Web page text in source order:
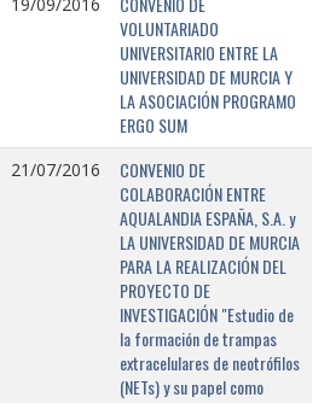
VOLUNTARIADO
UNIVERSITARIO ENTRE LA
UNIVERSIDAD DE MURCIA Y
LA ASOCIACIÓN PROGRAMO
ERGO SUM
21/07/2016
CONVENIO DE
COLABORACIÓN ENTRE
AQUALANDIA ESPAÑA, S.A. y
LA UNIVERSIDAD DE MURCIA
PARA LA REALIZACIÓN DEL
PROYECTO DE
INVESTIGACIÓN "Estudio de
la formación de trampas
extracelulares de neotrófilos
(NETs) y su papel como